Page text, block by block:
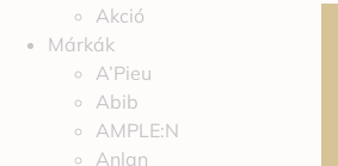
Akció
Márkák
A’Pieu
Abib
AMPLE:N
Anlan